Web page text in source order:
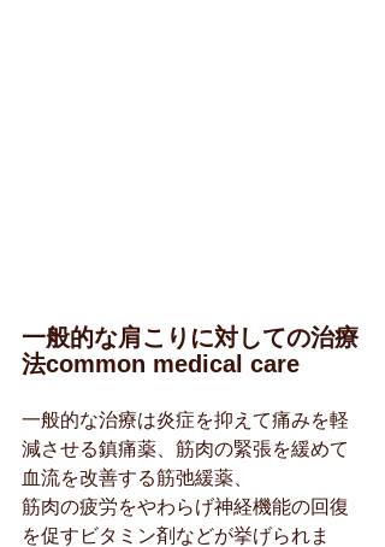
一般的な肩こりに対しての治療
法common medical care
一般的な治療は炎症を抑えて痛みを軽
減させる鎮痛薬、筋肉の緊張を緩めて
血流を改善する筋弛緩薬、
筋肉の疲労をやわらげ神経機能の回復
を促すビタミン剤などが挙げられま